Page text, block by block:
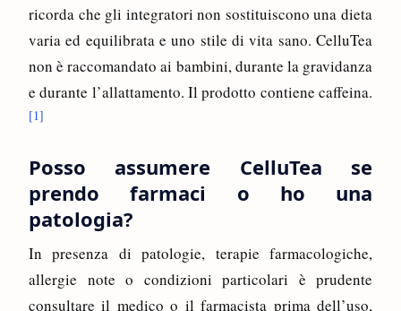
ricorda che gli integratori non sostituiscono una dieta
varia ed equilibrata e uno stile di vita sano. CelluTea
non è raccomandato ai bambini, durante la gravidanza
e durante l’allattamento. Il prodotto contiene caffeina.
[1]
Posso assumere CelluTea se
prendo farmaci o ho una
patologia?
In presenza di patologie, terapie farmacologiche,
allergie note o condizioni particolari è prudente
consultare il medico o il farmacista prima dell’uso,